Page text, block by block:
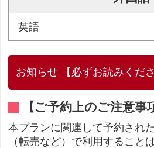
英語
お知らせ 【必ずお読みくださ
【ご予約上のご注意事
本プランに関連して予約され
（転売など）で利用すること